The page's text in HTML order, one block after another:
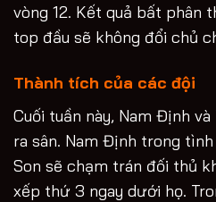
vòng 12. Kết quả bất phân
top đầu sẽ không đổi chủ
Thành tích của các đội
Cuối tuần này, Nam Định
ra sân. Nam Định trong
Son sẽ chạm trán đối thủ
xếp thứ 3 ngay dưới họ.